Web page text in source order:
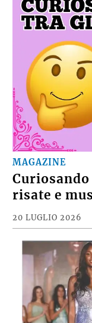
MAGAZINE
risate e
20 LUGLIO 2026